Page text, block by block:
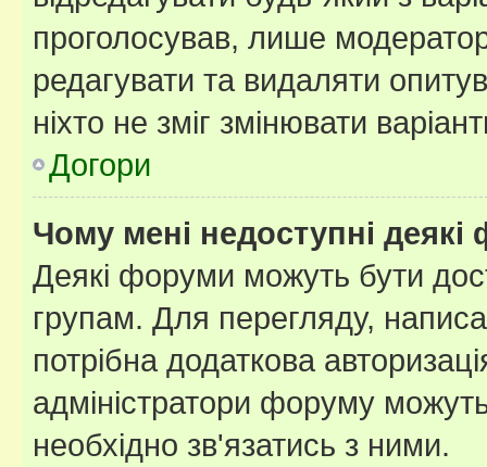
проголосував, лише
редагувати та видаляти
ніхто не зміг змінювати
Догори
Чому мені недоступні
Деякі форуми можуть бути
групам. Для перегляду,
потрібна додаткова
адміністратори форуму
необхідно зв'язатись з ними.